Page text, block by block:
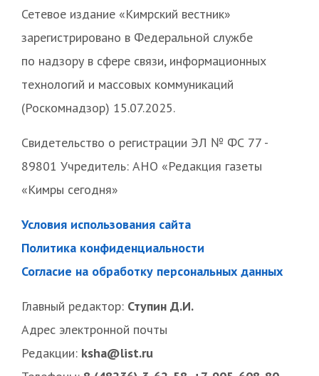
Сетевое издание «Кимрский вестник»
зарегистрировано в Федеральной службе
по надзору в сфере связи, информационных
технологий и массовых коммуникаций
(Роскомнадзор) 15.07.2025.
Свидетельство о регистрации ЭЛ № ФС 77 -
89801 Учредитель: АНО «Редакция газеты
«Кимры сегодня»
Условия использования сайта
Политика конфиденциальности
Согласие на обработку персональных данных
Главный редактор: Ступин Д.И.
Адрес электронной почты
Редакции: ksha@list.ru